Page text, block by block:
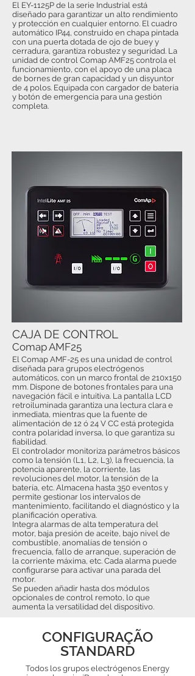
El EY-1125P de la serie Industrial está
diseñado para garantizar un alto rendimiento
y protección en cualquier entorno. El cuadro
automático IP44, construido en chapa pintada
con una puerta dotada de ojo de buey y
cerradura, garantiza robustez y seguridad. La
unidad de control Comap AMF25 controla el
funcionamiento, con el apoyo de una placa
de bornes de gran capacidad y un disyuntor
de 4 polos. Equipada con cargador de batería
y botón de emergencia para una gestión
completa.
El Comap AMF-25 es una unidad de control
diseñada para grupos electrógenos
automáticos, con un marco frontal de 210x150
mm. Dispone de botones frontales para una
navegación fácil e intuitiva. La pantalla LCD
retroiluminada garantiza una lectura clara e
inmediata, mientras que la fuente de
alimentación de 12 ó 24 V CC está protegida
contra polaridad inversa, lo que garantiza su
fiabilidad.
El controlador monitoriza parámetros básicos
como la tensión (L1, L2, L3), la frecuencia, la
potencia aparente, la corriente, las
revoluciones del motor, la tensión de la
batería, etc. Almacena hasta 350 eventos y
permite gestionar los intervalos de
mantenimiento, facilitando el diagnóstico y la
planificación operativa.
Integra alarmas de alta temperatura del
motor, baja presión de aceite, bajo nivel de
combustible, anomalías de tensión o
frecuencia, fallo de arranque, superación de
la corriente máxima, etc. Cada alarma puede
configurarse para activar una parada del
motor.
Se pueden añadir hasta dos módulos
opcionales de control remoto, lo que
aumenta la versatilidad del dispositivo.
CAJA DE CONTROL
Comap AMF25
CONFIGURAÇÃO
STANDARD
Todos los grupos electrógenos Energy